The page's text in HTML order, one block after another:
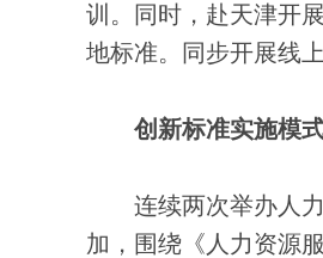
训。同时，赴天津开
地标准。同步开展线
创新标准实施模
连续两次举办人力
加，围绕《人力资源